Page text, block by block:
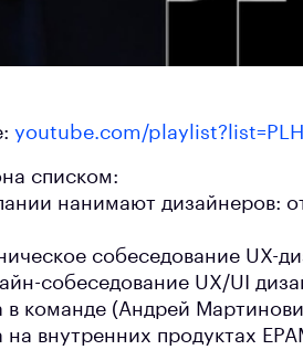
youtube.com/
списком:
нанимают дизайнеров:
собеседование UX-
собеседование UX/UI
в команде (Андрей
на внутренних продуктах